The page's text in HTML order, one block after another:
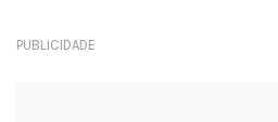
PUBLICIDADE